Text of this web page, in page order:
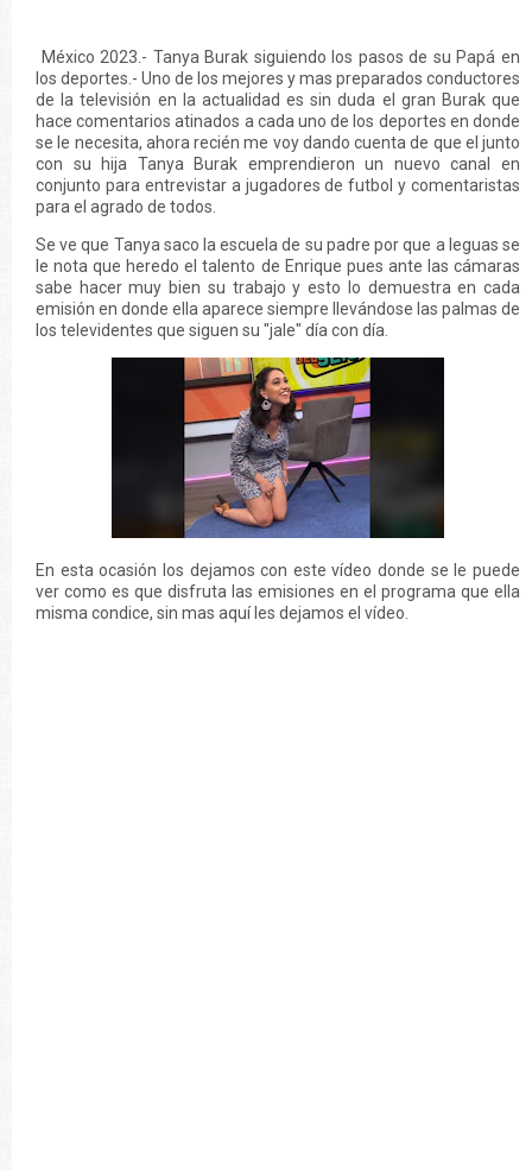
México 2023.- Tanya Burak siguiendo los pasos de su Papá en
los deportes.- Uno de los mejores y mas preparados conductores
de la televisión en la actualidad es sin duda el gran Burak que
hace comentarios atinados a cada uno de los deportes en donde
se le necesita, ahora recién me voy dando cuenta de que el junto
con su hija Tanya Burak emprendieron un nuevo canal en
conjunto para entrevistar a jugadores de futbol y comentaristas
para el agrado de todos.
Se ve que Tanya saco la escuela de su padre por que a leguas se
le nota que heredo el talento de Enrique pues ante las cámaras
sabe hacer muy bien su trabajo y esto lo demuestra en cada
emisión en donde ella aparece siempre llevándose las palmas de
los televidentes que siguen su "jale" día con día.
En esta ocasión los dejamos con este vídeo donde se le puede
ver como es que disfruta las emisiones en el programa que ella
misma condice, sin mas aquí les dejamos el vídeo.